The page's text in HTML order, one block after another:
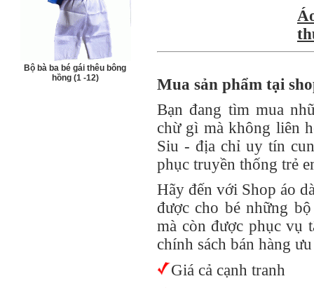
Mua sản phẩm tại
Bạn đang tìm mua
chừ gì mà không liên
Siu - địa chỉ uy tín
phục truyền thống trẻ
Hãy đến với Shop áo
được cho bé những
mà còn được phục vụ
chính sách bán hàng
Giá cả cạnh tranh
Bộ bà ba bé gái thêu bông
hồng (1 -12)